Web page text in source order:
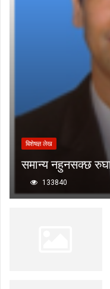
बिशेषज्ञ लेख
समान्य नहुनसक्छ
133840